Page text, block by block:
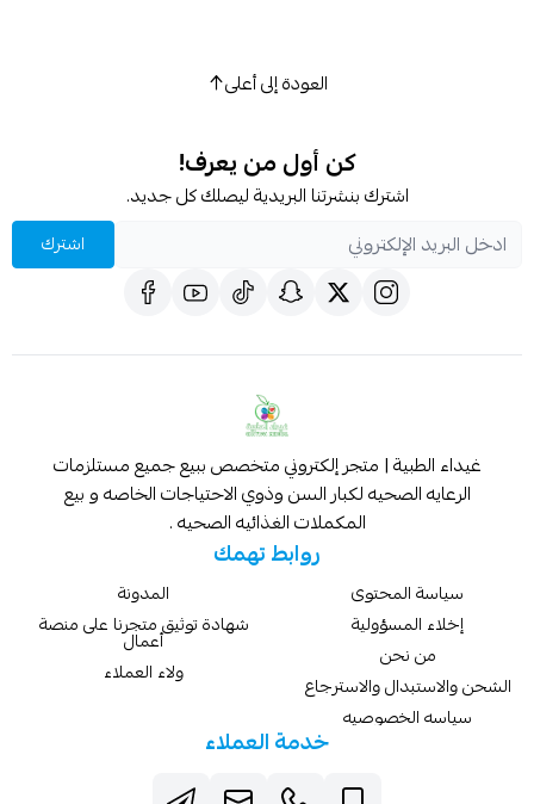
العودة إلى أعلى
كن أول من يعرف!
اشترك بنشرتنا البريدية ليصلك كل جديد.
اشترك
غيداء الطبية | متجر إلكتروني متخصص ببيع جميع مستلزمات
الرعايه الصحيه لكبار السن وذوي الاحتياجات الخاصه و بيع
المكملات الغذائيه الصحيه .
روابط تهمك
سياسة المحتوى
إخلاء المسؤولية
من نحن
الشحن والاستبدال والاسترجاع
سياسه الخصوصيه
المدونة
شهادة توثيق متجرنا على منصة
أعمال
ولاء العملاء
خدمة العملاء